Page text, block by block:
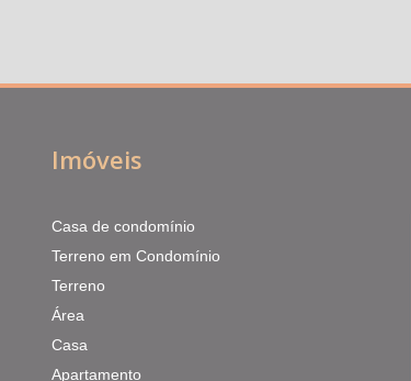
Imóveis
Casa de condomínio
Terreno em Condomínio
Terreno
Área
Casa
Apartamento